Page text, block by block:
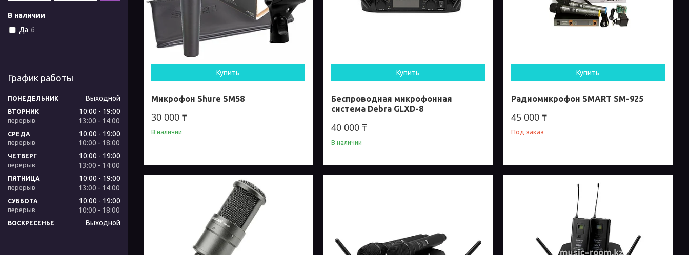
Купить
Микрофон Shure SM58
30 000 ₸
В наличии
Купить
Беспроводная микрофонная
система Debra GLXD-8
40 000 ₸
В наличии
Купить
Радиомикрофон SMART SM-925
45 000 ₸
Под заказ
В наличии
Да 6
График работы
ПОНЕДЕЛЬНИК Выходной
ВТОРНИК 10:00
19:00
13:00
14:00
СРЕДА 10:00
19:00
10:00
18:00
ЧЕТВЕРГ 10:00
19:00
13:00
14:00
ПЯТНИЦА 10:00
19:00
13:00
14:00
СУББОТА 10:00
19:00
10:00
18:00
ВОСКРЕСЕНЬЕ Выходной